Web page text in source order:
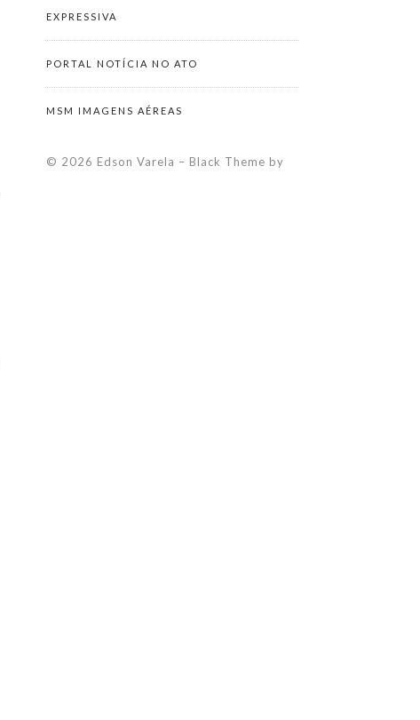
EXPRESSIVA
PORTAL NOTÍCIA NO ATO
MSM IMAGENS AÉREAS
© 2026 Edson Varela – Black Theme by